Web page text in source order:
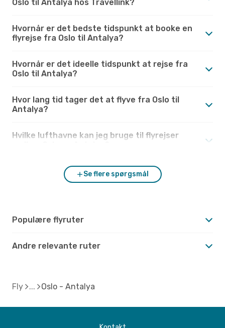
Oslo til Antalya hos Travellink?
Hvornår er det bedste tidspunkt at booke en
flyrejse fra Oslo til Antalya?
Hvornår er det ideelle tidspunkt at rejse fra
Oslo til Antalya?
Hvor lang tid tager det at flyve fra Oslo til
Antalya?
Hvilke lufthavne kan jeg bruge til flyrejser
Se flere spørgsmål
Populære flyruter
Andre relevante ruter
Fly Oslo - Antalya